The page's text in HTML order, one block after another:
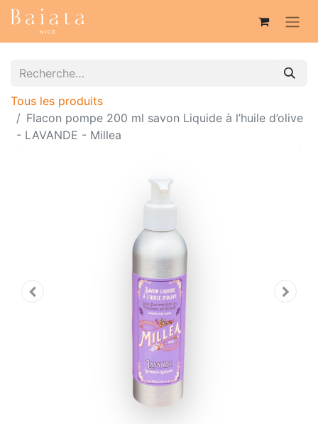
Tous les produits
Flacon pompe 200 ml savon Liquide à l’huile d’olive
- LAVANDE - Millea